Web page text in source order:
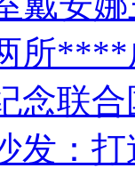
所
念联
发：